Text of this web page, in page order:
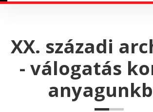
XX. századi
- válogatás